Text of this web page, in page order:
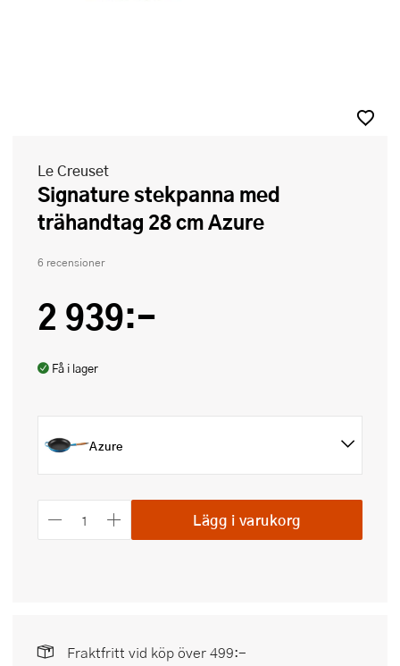
Le Creuset
Signature stekpanna med
trähandtag 28 cm Azure
6 recensioner
2 939:-
Få i lager
Azure
Lägg i varukorg
Fraktfritt vid köp över 499:-